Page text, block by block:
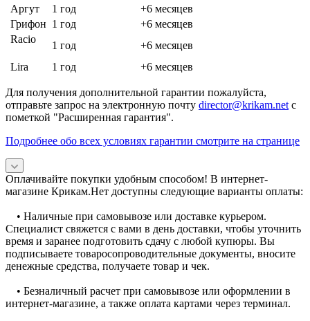
Аргут
1 год
+6 месяцев
Грифон 1 год
+6 месяцев
Racio
1 год
+6 месяцев
Lira
1 год +6 месяцев
Для получения дополнительной гарантии пожалуйста,
отправьте запрос на электронную почту director@krikam.net с
пометкой "Расширенная гарантия".
Подробнее обо всех условиях гарантии смотрите на странице
Оплачивайте покупки удобным способом! В интернет-
магазине Крикам.Нет доступны следующие варианты оплаты:
• Наличные при самовывозе или доставке курьером.
Специалист свяжется с вами в день доставки, чтобы уточнить
время и заранее подготовить сдачу с любой купюры. Вы
подписываете товаросопроводительные документы, вносите
денежные средства, получаете товар и чек.
• Безналичный расчет при самовывозе или оформлении в
интернет-магазине, а также оплата картами через терминал.